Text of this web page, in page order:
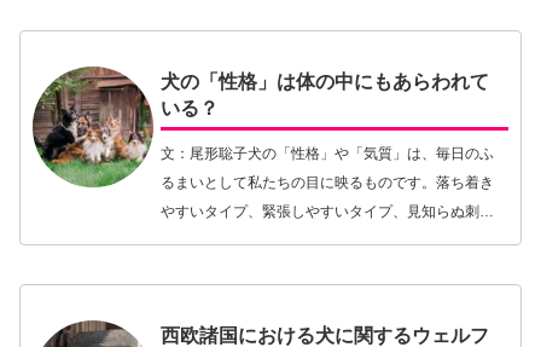
犬の「性格」は体の中にもあらわれて
いる？
文：尾形聡子犬の「性格」や「気質」は、毎日のふ
るまいとして私たちの目に映るものです。落ち着き
やすいタイプ、緊張しやすいタイプ、見知らぬ刺激
西欧諸国における犬に関するウェルフ